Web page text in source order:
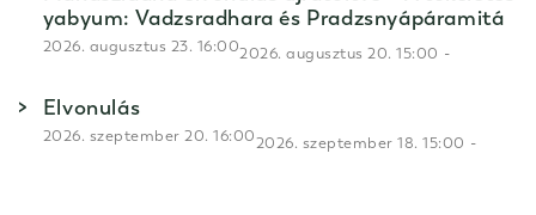
yabyum: Vadzsradhara és Pradzsnyápáramitá
2026. augusztus 20. 15:00 -
2026. augusztus 23. 16:00
Elvonulás
2026. szeptember 18. 15:00 -
2026. szeptember 20. 16:00